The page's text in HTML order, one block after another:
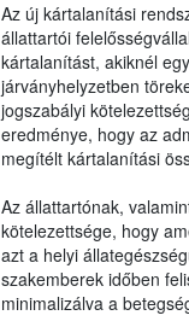
Az új kártalanítási
állattartói
kártalanítást, akiknél
járványhelyzetben
jogszabályi
eredménye, hogy az
megítélt kártalanítási
Az állattartónak,
kötelezettsége, hogy
azt a helyi
szakemberek időben
minimalizálva a